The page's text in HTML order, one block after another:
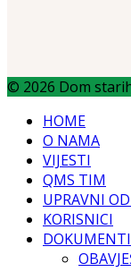
© 2026 Dom
HOME
O NAMA
VIJESTI
QMS TIM
UPRAVNI
KORISNICI
DOKUMENTI